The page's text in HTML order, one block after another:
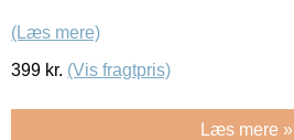
(Læs mere)
399 kr. (Vis fragtpris)
Læs mere »